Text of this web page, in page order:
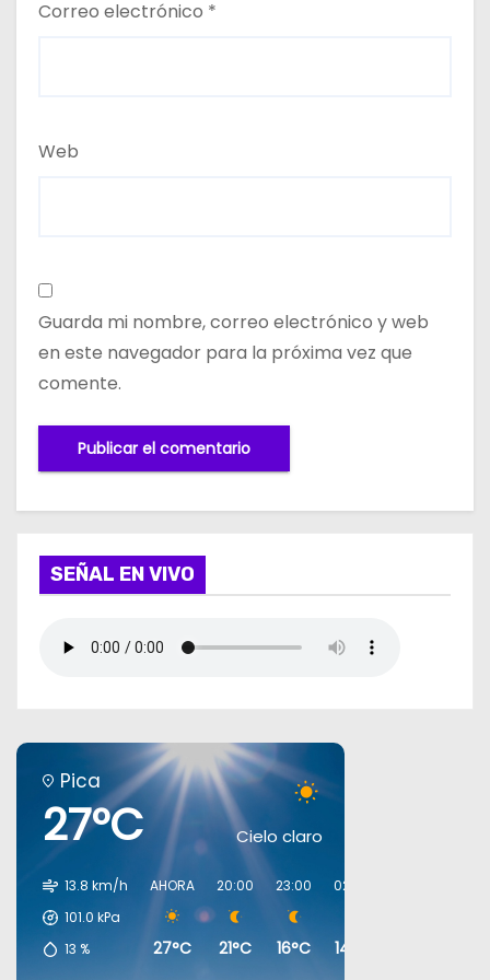
Correo electrónico *
Web
Guarda mi nombre, correo electrónico y web
en este navegador para la próxima vez que
comente.
SEÑAL EN VIVO
Pica
27°C Cielo claro
13.8 km/h
101.0 kPa
13 %
AHORA
27°C
20:00
21°C
23:00
16°C
02:00
14°C